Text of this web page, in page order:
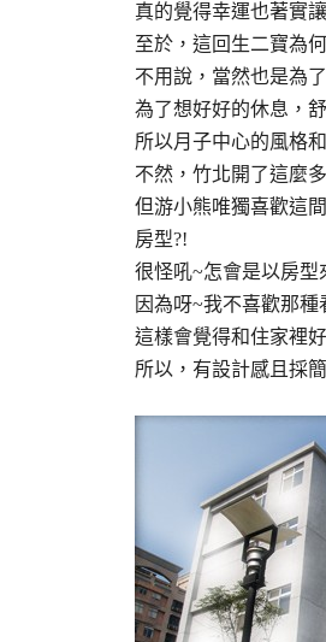
真的覺得幸運也著實
至於，這回生二寶為
不用說，當然也是為
為了想好好的休息，
所以月子中心的風格
不然，竹北開了這麼
但游小熊唯獨喜歡這
房型?!
很怪吼~怎會是以房
因為呀~我不喜歡那
這樣會覺得和住家裡
所以，有設計感且採